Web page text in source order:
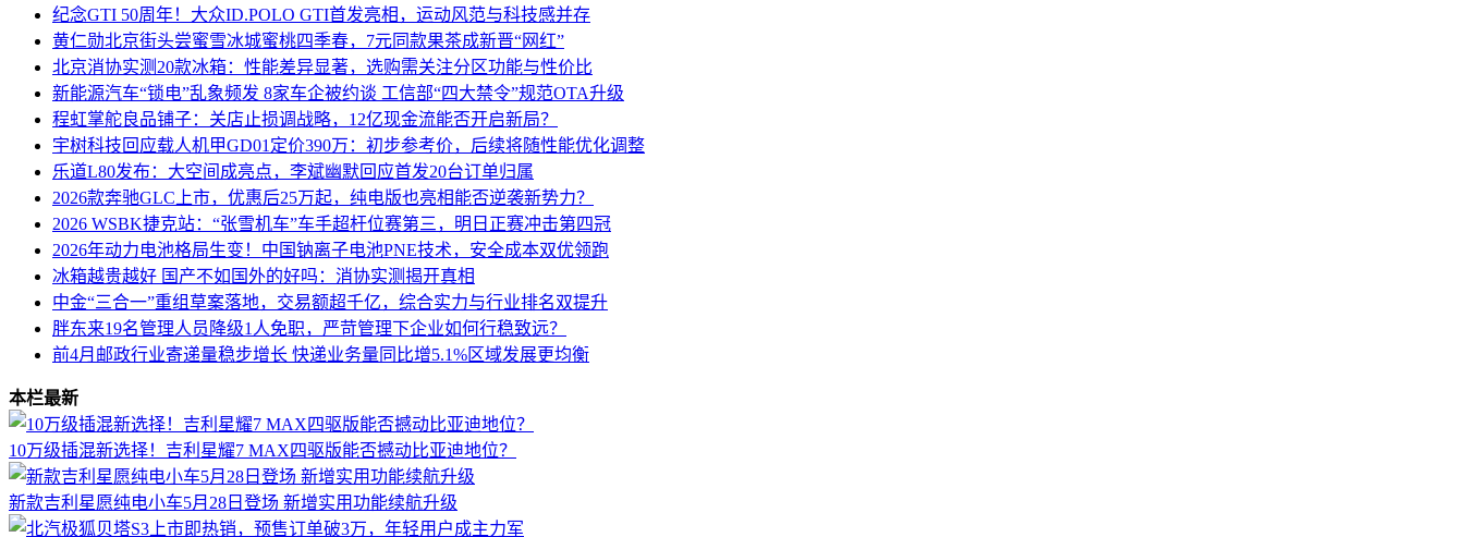
纪念GTI 50周年！大众ID.POLO GTI首发亮相，运动风范与科技感并存
黄仁勋北京街头尝蜜雪冰城蜜桃四季春，7元同款果茶成新晋“网红”
北京消协实测20款冰箱：性能差异显著，选购需关注分区功能与性价比
新能源汽车“锁电”乱象频发 8家车企被约谈 工信部“四大禁令”规范OTA升级
程虹掌舵良品铺子：关店止损调战略，12亿现金流能否开启新局？
宇树科技回应载人机甲GD01定价390万：初步参考价，后续将随性能优化调整
乐道L80发布：大空间成亮点，李斌幽默回应首发20台订单归属
2026款奔驰GLC上市，优惠后25万起，纯电版也亮相能否逆袭新势力？
2026 WSBK捷克站：“张雪机车”车手超杆位赛第三，明日正赛冲击第四冠
2026年动力电池格局生变！中国钠离子电池PNE技术，安全成本双优领跑
冰箱越贵越好 国产不如国外的好吗：消协实测揭开真相
中金“三合一”重组草案落地，交易额超千亿，综合实力与行业排名双提升
胖东来19名管理人员降级1人免职，严苛管理下企业如何行稳致远？
前4月邮政行业寄递量稳步增长 快递业务量同比增5.1%区域发展更均衡
本栏最新
10万级插混新选择！吉利星耀7 MAX四驱版能否撼动比亚迪地位？
新款吉利星愿纯电小车5月28日登场 新增实用功能续航升级